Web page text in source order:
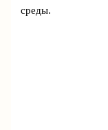
среды.